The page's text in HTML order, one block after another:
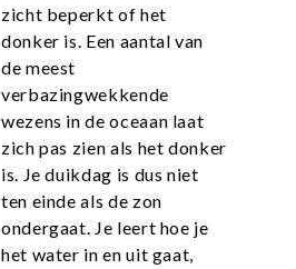
zicht beperkt of het
donker is. Een aantal van
de meest
verbazingwekkende
wezens in de oceaan laat
zich pas zien als het donker
is. Je duikdag is dus niet
ten einde als de zon
ondergaat. Je leert hoe je
het water in en uit gaat,